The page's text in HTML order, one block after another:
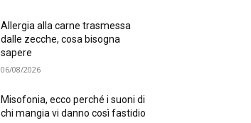
Allergia alla carne trasmessa
dalle zecche, cosa bisogna
sapere
06/08/2026
Misofonia, ecco perché i suoni di
chi mangia vi danno così fastidio